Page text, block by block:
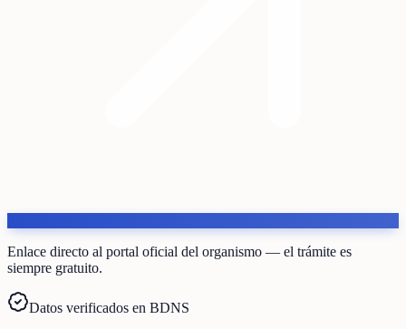
Enlace directo al portal oficial del organismo — el trámite es
siempre gratuito.
Datos verificados en BDNS